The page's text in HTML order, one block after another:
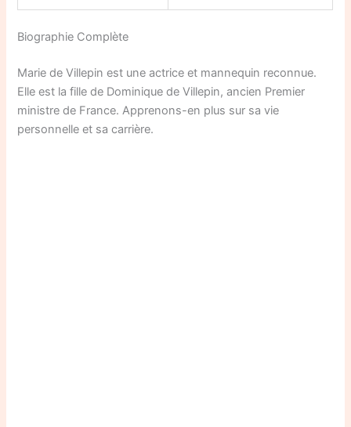
Biographie Complète
Marie de Villepin est une actrice et mannequin reconnue.
Elle est la fille de Dominique de Villepin, ancien Premier
ministre de France. Apprenons-en plus sur sa vie
personnelle et sa carrière.